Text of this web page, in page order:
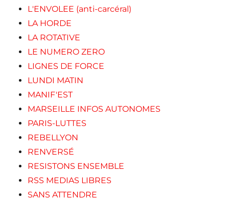
L'ENVOLEE (anti-carcéral)
LA HORDE
LA ROTATIVE
LE NUMERO ZERO
LIGNES DE FORCE
LUNDI MATIN
MANIF'EST
MARSEILLE INFOS AUTONOMES
PARIS-LUTTES
REBELLYON
RENVERSÉ
RESISTONS ENSEMBLE
RSS MEDIAS LIBRES
SANS ATTENDRE